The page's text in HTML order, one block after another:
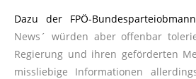
Dazu der FPÖ-
News´ würden aber offenbar
Regierung und ihren geförderten
missliebige Informationen